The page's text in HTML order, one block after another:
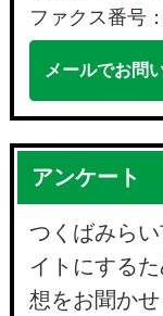
ファクス番号
メールでお問
アンケート
つくばみら
イトにする
想をお聞かせ